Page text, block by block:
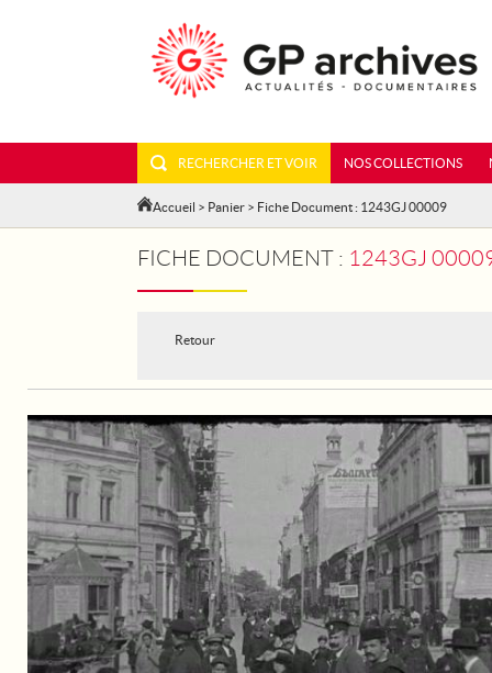
RECHERCHER ET VOIR NOS COLLECTIONS
Accueil > Panier > Fiche Document : 1243GJ 00009
FICHE DOCUMENT : 1243GJ
Retour